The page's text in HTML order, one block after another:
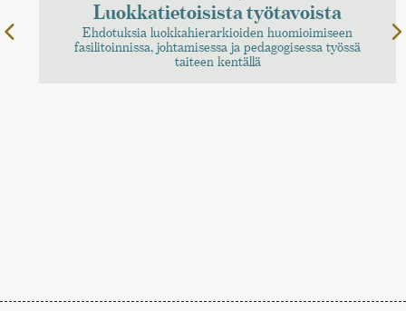
Luokkatietoisista työtavoista
Ehdotuksia luokkahierarkioiden huomioimiseen
fasilitoinnissa, johtamisessa ja pedagogisessa työssä
taiteen kentällä